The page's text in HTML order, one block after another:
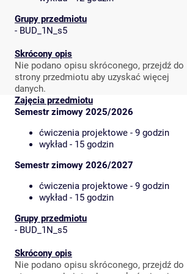
Grupy przedmiotu
- BUD_1N_s5
Skrócony opis
Nie podano opisu skróconego, przejdź do
strony przedmiotu aby uzyskać więcej
danych.
Zajęcia przedmiotu
Semestr zimowy 2025/2026
ćwiczenia projektowe - 9 godzin
wykład - 15 godzin
Semestr zimowy 2026/2027
ćwiczenia projektowe - 9 godzin
wykład - 15 godzin
Grupy przedmiotu
- BUD_1N_s5
Skrócony opis
Nie podano opisu skróconego, przejdź do